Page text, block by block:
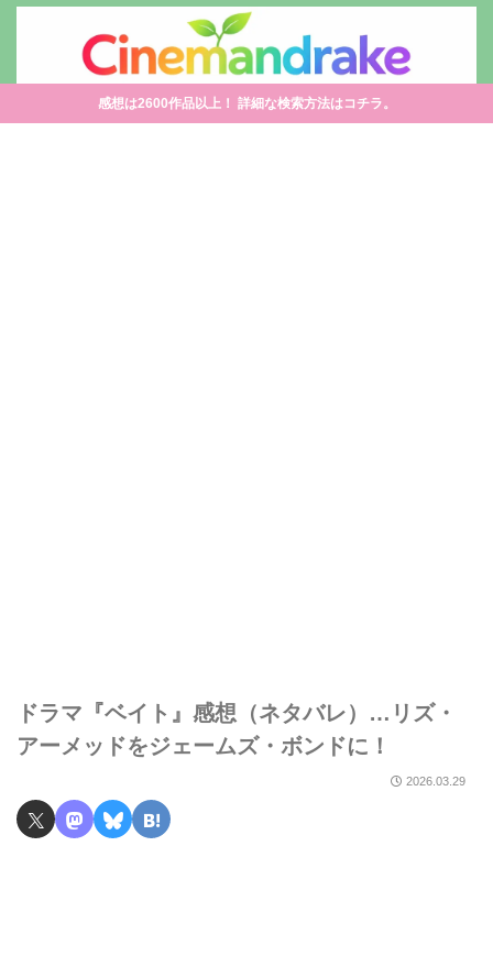
感想は2600作品以上！ 詳細な検索方法はコチラ。
ドラマ『ベイト』感想（ネタバレ）…リズ・
アーメッドをジェームズ・ボンドに！
2026.03.29